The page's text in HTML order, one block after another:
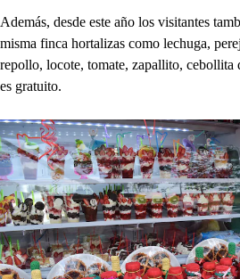
Además, desde este año los visitantes
misma finca hortalizas como lechuga,
repollo, locote, tomate, zapallito, cebollita
es gratuito.